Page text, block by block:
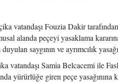
vatandaşı Fouzia Dakir
alanda peçeyi yasaklama
saygının ve ayrımcılık
vatandaşı Samia Belcacemi ile
yürürlüğe giren peçe